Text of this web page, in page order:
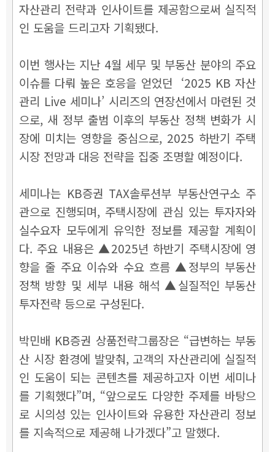
자산관리 전략과 인사이트를 제공함으로써 실직적
인 도움을 드리고자 기획됐다.
이번 행사는 지난 4월 세무 및 부동산 분야의 주요
이슈를 다뤄 높은 호응을 얻었던 ‘2025 KB 자산
관리 Live 세미나’ 시리즈의 연장선에서 마련된 것
으로, 새 정부 출범 이후의 부동산 정책 변화가 시
장에 미치는 영향을 중심으로, 2025 하반기 주택
시장 전망과 대응 전략을 집중 조명할 예정이다.
세미나는 KB증권 TAX솔루션부 부동산연구소 주
관으로 진행되며, 주택시장에 관심 있는 투자자와
실수요자 모두에게 유익한 정보를 제공할 계획이
다. 주요 내용은 ▲2025년 하반기 주택시장에 영
향을 줄 주요 이슈와 수요 흐름 ▲정부의 부동산
정책 방향 및 세부 내용 해석 ▲실질적인 부동산
투자전략 등으로 구성된다.
박민배 KB증권 상품전략그룹장은 “급변하는 부동
산 시장 환경에 발맞춰, 고객의 자산관리에 실질적
인 도움이 되는 콘텐츠를 제공하고자 이번 세미나
를 기획했다”며, “앞으로도 다양한 주제를 바탕으
로 시의성 있는 인사이트와 유용한 자산관리 정보
를 지속적으로 제공해 나가겠다”고 말했다.